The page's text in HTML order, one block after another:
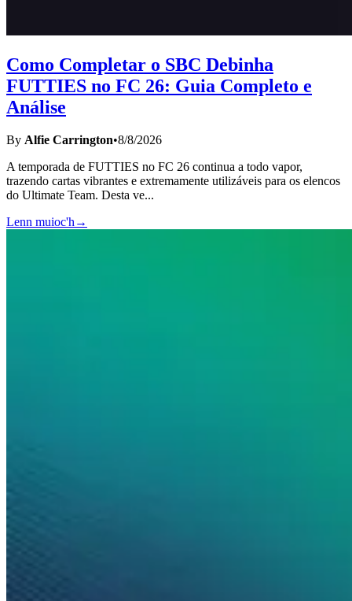
Como Completar o SBC Debinha
FUTTIES no FC 26: Guia Completo e
Análise
By Alfie Carrington•8/8/2026
A temporada de FUTTIES no FC 26 continua a todo vapor,
trazendo cartas vibrantes e extremamente utilizáveis para os elencos
do Ultimate Team. Desta ve...
Lenn muioc'h→